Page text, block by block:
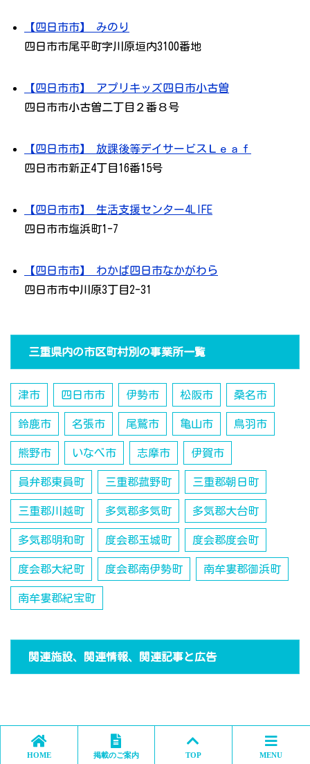
【四日市市】 みのり
四日市市尾平町字川原垣内3100番地
【四日市市】 アプリキッズ四日市小古曽
四日市市小古曽二丁目２番８号
【四日市市】 放課後等デイサービスＬｅａｆ
四日市市新正4丁目16番15号
【四日市市】 生活支援センター4LIFE
四日市市塩浜町1-7
【四日市市】 わかば四日市なかがわら
四日市市中川原3丁目2-31
三重県内の市区町村別の事業所一覧
津市 四日市市 伊勢市 松阪市 桑名市
鈴鹿市 名張市 尾鷲市 亀山市 鳥羽市
熊野市 いなべ市 志摩市 伊賀市
員弁郡東員町 三重郡菰野町 三重郡朝日町
三重郡川越町 多気郡多気町 多気郡大台町
多気郡明和町 度会郡玉城町 度会郡度会町
度会郡大紀町 度会郡南伊勢町 南牟婁郡御浜町
南牟婁郡紀宝町
関連施設、関連情報、関連記事と広告
HOME 掲載のご案内 TOP MENU